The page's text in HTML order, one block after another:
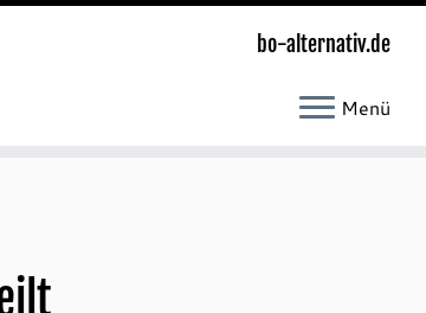
bo-alternativ.de
Menü